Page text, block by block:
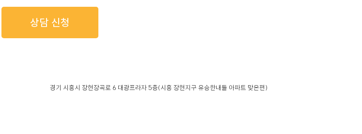
상담 신청
경기 시흥시 장현장곡로 6 대광프라자 5층(시흥 장현지구 유승한내들 아파트 맞은편)